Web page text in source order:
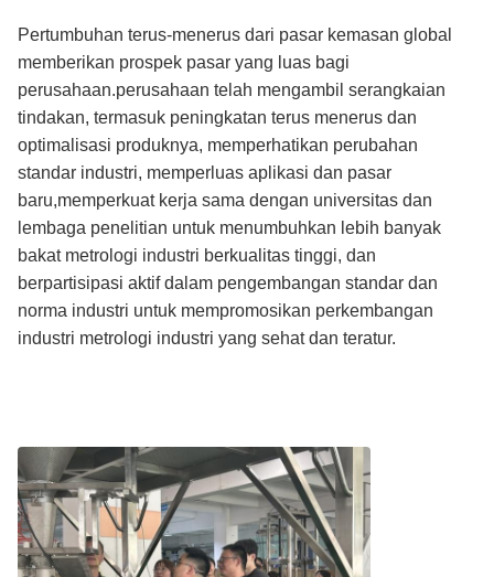
Pertumbuhan terus-menerus dari pasar kemasan global
memberikan prospek pasar yang luas bagi
perusahaan.perusahaan telah mengambil serangkaian
tindakan, termasuk peningkatan terus menerus dan
optimalisasi produknya, memperhatikan perubahan
standar industri, memperluas aplikasi dan pasar
baru,memperkuat kerja sama dengan universitas dan
lembaga penelitian untuk menumbuhkan lebih banyak
bakat metrologi industri berkualitas tinggi, dan
berpartisipasi aktif dalam pengembangan standar dan
norma industri untuk mempromosikan perkembangan
industri metrologi industri yang sehat dan teratur.